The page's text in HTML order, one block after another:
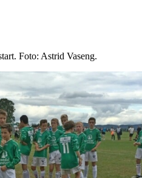
Foto: Astrid Vaseng.